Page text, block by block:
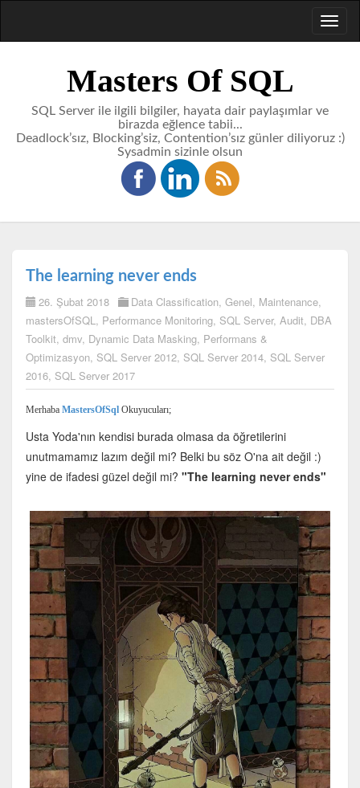
Masters Of SQL
SQL Server ile ilgili bilgiler, hayata dair paylaşımlar ve
birazda eğlence tabii...
Deadlock’sız, Blocking’siz, Contention’sız günler diliyoruz :)
Sysadmin sizinle olsun
The learning never ends
26. Şubat 2018 Data Classification, Genel, Maintenance,
mastersOfSQL, Performance Monitoring, SQL Server, Audit, DBA
Toolkit, dmv, Dynamic Data Masking, Performans &
Optimizasyon, SQL Server 2012, SQL Server 2014, SQL Server
2016, SQL Server 2017
Merhaba MastersOfSqlOkuyucuları;
Usta Yoda'nın kendisi burada olmasa da öğretilerini
unutmamamız lazım değil mi? Belki bu söz O'na ait değil :)
yine de ifadesi güzel değil mi? "The learning never ends"